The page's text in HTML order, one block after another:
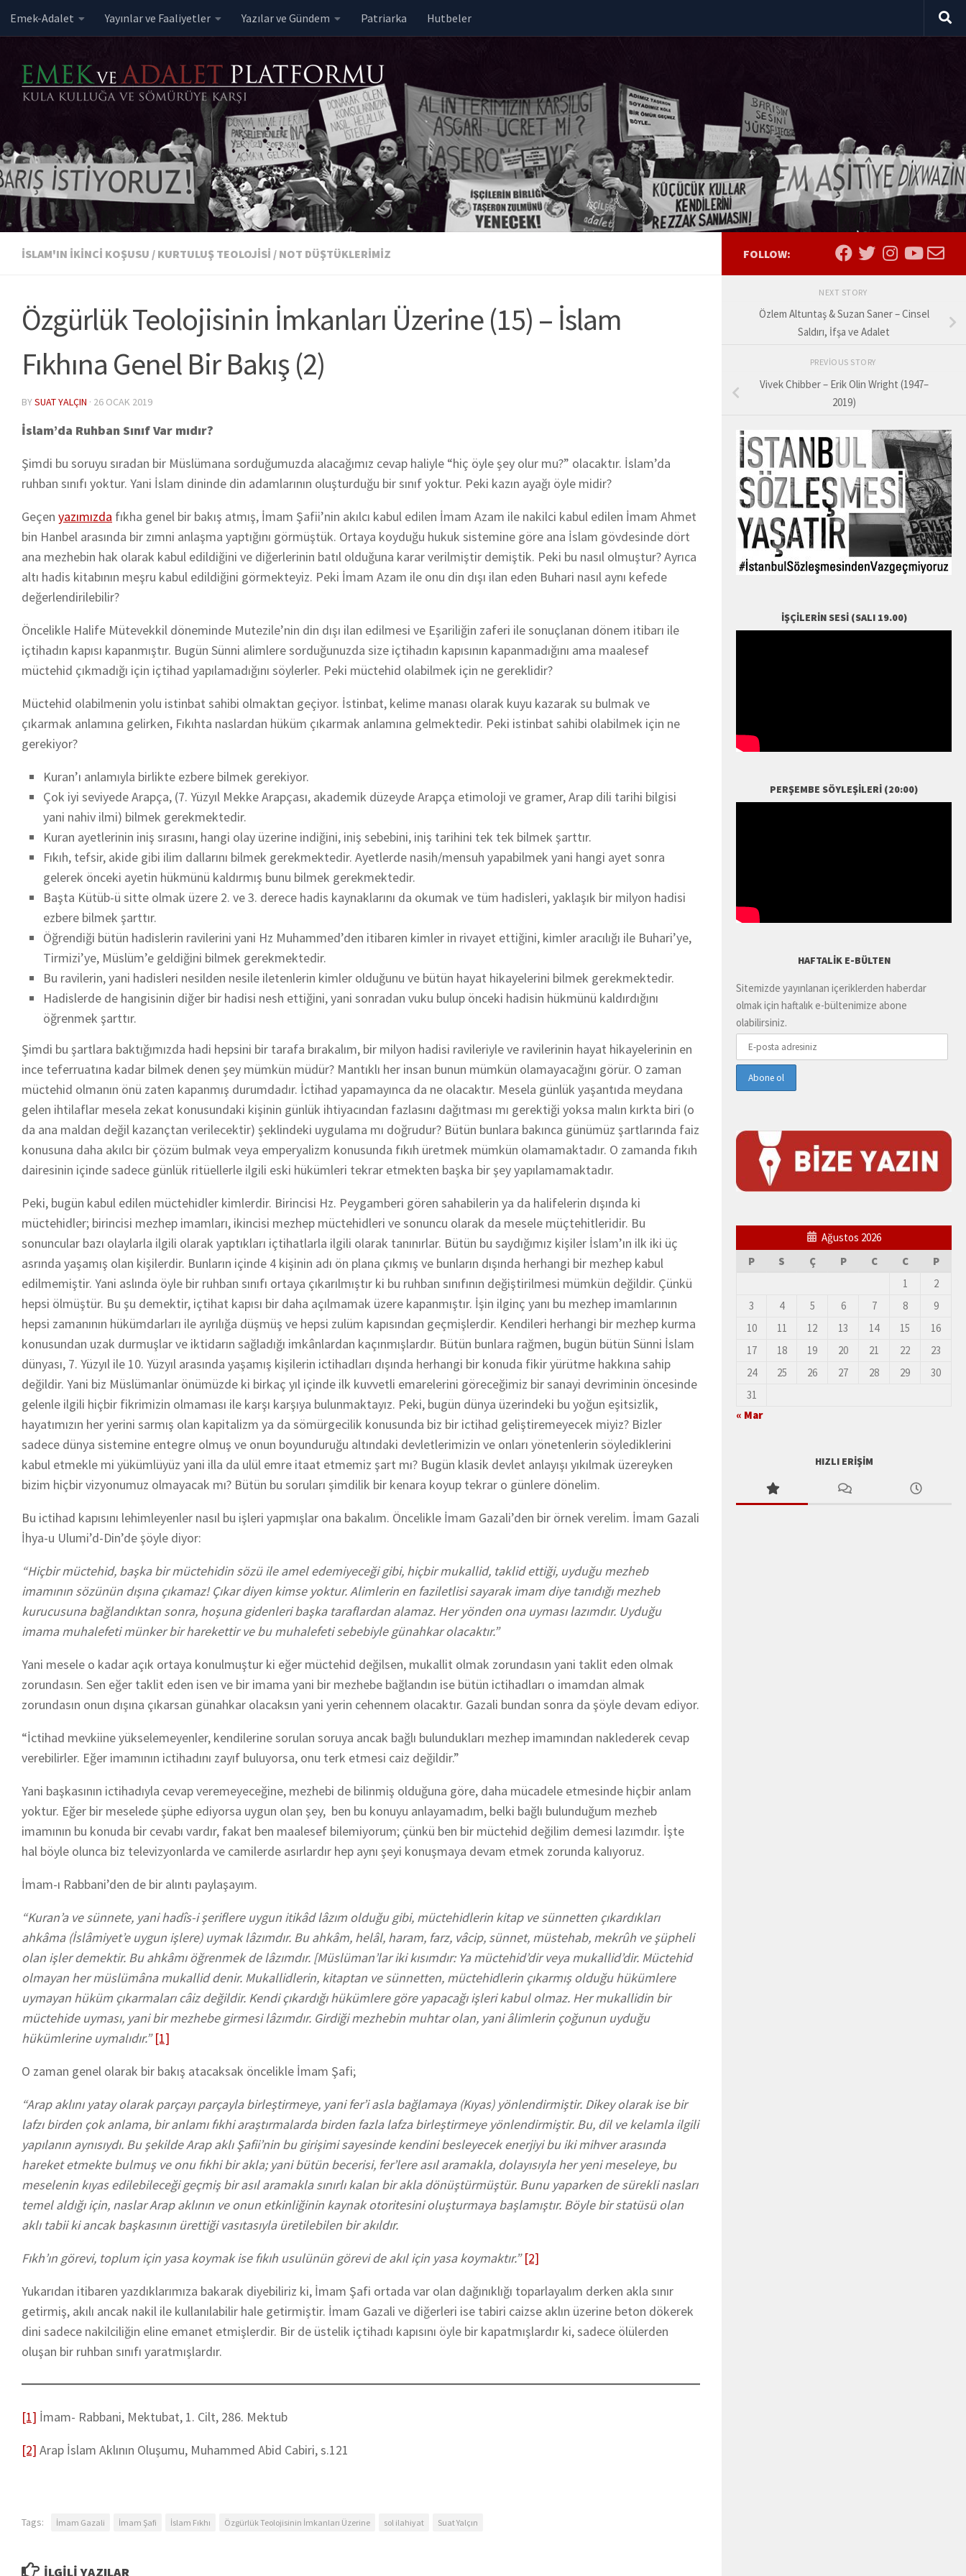
Skip to content
Emek-Adalet Yayınlar ve Faaliyetler Yazılar ve Gündem Patriarka Hutbeler
İSLAM'IN İKINCI KOŞUSU / KURTULUŞ TEOLOJISI / NOT DÜŞTÜKLERIMIZ
Özgürlük Teolojisinin İmkanları Üzerine (15) – İslam
Fıkhına Genel Bir Bakış (2)
BYSUAT YALÇIN · 26 OCAK 2019
İslam’da Ruhban Sınıf Var mıdır?
Şimdi bu soruyu sıradan bir Müslümana sorduğumuzda alacağımız cevap haliyle “hiç öyle şey olur mu?” olacaktır. İslam’da
ruhban sınıfı yoktur. Yani İslam dininde din adamlarının oluşturduğu bir sınıf yoktur. Peki kazın ayağı öyle midir?
Geçen yazımızda fıkha genel bir bakış atmış, İmam Şafii’nin akılcı kabul edilen İmam Azam ile nakilci kabul edilen İmam Ahmet
bin Hanbel arasında bir zımni anlaşma yaptığını görmüştük. Ortaya koyduğu hukuk sistemine göre ana İslam gövdesinde dört
ana mezhebin hak olarak kabul edildiğini ve diğerlerinin batıl olduğuna karar verilmiştir demiştik. Peki bu nasıl olmuştur? Ayrıca
altı hadis kitabının meşru kabul edildiğini görmekteyiz. Peki İmam Azam ile onu din dışı ilan eden Buhari nasıl aynı kefede
değerlendirilebilir?
Öncelikle Halife Mütevekkil döneminde Mutezile’nin din dışı ilan edilmesi ve Eşariliğin zaferi ile sonuçlanan dönem itibarı ile
içtihadın kapısı kapanmıştır. Bugün Sünni alimlere sorduğunuzda size içtihadın kapısının kapanmadığını ama maalesef
müctehid çıkmadığı için içtihad yapılamadığını söylerler. Peki müctehid olabilmek için ne gereklidir?
Müctehid olabilmenin yolu istinbat sahibi olmaktan geçiyor. İstinbat, kelime manası olarak kuyu kazarak su bulmak ve
çıkarmak anlamına gelirken, Fıkıhta naslardan hüküm çıkarmak anlamına gelmektedir. Peki istinbat sahibi olabilmek için ne
gerekiyor?
Kuran’ı anlamıyla birlikte ezbere bilmek gerekiyor.
Çok iyi seviyede Arapça, (7. Yüzyıl Mekke Arapçası, akademik düzeyde Arapça etimoloji ve gramer, Arap dili tarihi bilgisi
yani nahiv ilmi) bilmek gerekmektedir.
Kuran ayetlerinin iniş sırasını, hangi olay üzerine indiğini, iniş sebebini, iniş tarihini tek tek bilmek şarttır.
Fıkıh, tefsir, akide gibi ilim dallarını bilmek gerekmektedir. Ayetlerde nasih/mensuh yapabilmek yani hangi ayet sonra
gelerek önceki ayetin hükmünü kaldırmış bunu bilmek gerekmektedir.
Başta Kütüb-ü sitte olmak üzere 2. ve 3. derece hadis kaynaklarını da okumak ve tüm hadisleri, yaklaşık bir milyon hadisi
ezbere bilmek şarttır.
Öğrendiği bütün hadislerin ravilerini yani Hz Muhammed’den itibaren kimler in rivayet ettiğini, kimler aracılığı ile Buhari’ye,
Tirmizi’ye, Müslüm’e geldiğini bilmek gerekmektedir.
Bu ravilerin, yani hadisleri nesilden nesile iletenlerin kimler olduğunu ve bütün hayat hikayelerini bilmek gerekmektedir.
Hadislerde de hangisinin diğer bir hadisi nesh ettiğini, yani sonradan vuku bulup önceki hadisin hükmünü kaldırdığını
öğrenmek şarttır.
Şimdi bu şartlara baktığımızda hadi hepsini bir tarafa bırakalım, bir milyon hadisi ravileriyle ve ravilerinin hayat hikayelerinin en
ince teferruatına kadar bilmek denen şey mümkün müdür? Mantıklı her insan bunun mümkün olamayacağını görür. O zaman
müctehid olmanın önü zaten kapanmış durumdadır. İctihad yapamayınca da ne olacaktır. Mesela günlük yaşantıda meydana
gelen ihtilaflar mesela zekat konusundaki kişinin günlük ihtiyacından fazlasını dağıtması mı gerektiği yoksa malın kırkta biri (o
da ana maldan değil kazançtan verilecektir) şeklindeki uygulama mı doğrudur? Bütün bunlara bakınca günümüz şartlarında faiz
konusuna daha akılcı bir çözüm bulmak veya emperyalizm konusunda fıkıh üretmek mümkün olamamaktadır. O zamanda fıkıh
dairesinin içinde sadece günlük ritüellerle ilgili eski hükümleri tekrar etmekten başka bir şey yapılamamaktadır.
Peki, bugün kabul edilen müctehidler kimlerdir. Birincisi Hz. Peygamberi gören sahabilerin ya da halifelerin dışında ki
müctehidler; birincisi mezhep imamları, ikincisi mezhep müctehidleri ve sonuncu olarak da mesele müçtehitleridir. Bu
sonuncular bazı olaylarla ilgili olarak yaptıkları içtihatlarla ilgili olarak tanınırlar. Bütün bu saydığımız kişiler İslam’ın ilk iki üç
asrında yaşamış olan kişilerdir. Bunların içinde 4 kişinin adı ön plana çıkmış ve bunların dışında herhangi bir mezhep kabul
edilmemiştir. Yani aslında öyle bir ruhban sınıfı ortaya çıkarılmıştır ki bu ruhban sınıfının değiştirilmesi mümkün değildir. Çünkü
hepsi ölmüştür. Bu şu demektir, içtihat kapısı bir daha açılmamak üzere kapanmıştır. İşin ilginç yanı bu mezhep imamlarının
hepsi zamanının hükümdarları ile ayrılığa düşmüş ve hepsi zulüm kapısından geçmişlerdir. Kendileri herhangi bir mezhep kurma
konusundan uzak durmuşlar ve iktidarın sağladığı imkânlardan kaçınmışlardır. Bütün bunlara rağmen, bugün bütün Sünni İslam
dünyası, 7. Yüzyıl ile 10. Yüzyıl arasında yaşamış kişilerin ictihadları dışında herhangi bir konuda fikir yürütme hakkına sahip
değildir. Yani biz Müslümanlar önümüzde ki birkaç yıl içinde ilk kuvvetli emarelerini göreceğimiz bir sanayi devriminin öncesinde
gelenle ilgili hiçbir fikrimizin olmaması ile karşı karşıya bulunmaktayız. Peki, bugün dünya üzerindeki bu yoğun eşitsizlik,
hayatımızın her yerini sarmış olan kapitalizm ya da sömürgecilik konusunda biz bir ictihad geliştiremeyecek miyiz? Bizler
sadece dünya sistemine entegre olmuş ve onun boyunduruğu altındaki devletlerimizin ve onları yönetenlerin söylediklerini
kabul etmekle mi yükümlüyüz yani illa da ulül emre itaat etmemiz şart mı? Bugün klasik devlet anlayışı yıkılmak üzereyken
bizim hiçbir vizyonumuz olmayacak mı? Bütün bu soruları şimdilik bir kenara koyup tekrar o günlere dönelim.
Bu ictihad kapısını lehimleyenler nasıl bu işleri yapmışlar ona bakalım. Öncelikle İmam Gazali’den bir örnek verelim. İmam Gazali
İhya-u Ulumi’d-Din’de şöyle diyor:
“Hiçbir müctehid, başka bir müctehidin sözü ile amel edemiyeceği gibi, hiçbir mukallid, taklid ettiği, uyduğu mezheb
imamının sözünün dışına çıkamaz! Çıkar diyen kimse yoktur. Alimlerin en faziletlisi sayarak imam diye tanıdığı mezheb
kurucusuna bağlandıktan sonra, hoşuna gidenleri başka taraflardan alamaz. Her yönden ona uyması lazımdır. Uyduğu
imama muhalefeti münker bir harekettir ve bu muhalefeti sebebiyle günahkar olacaktır.”
Yani mesele o kadar açık ortaya konulmuştur ki eğer müctehid değilsen, mukallit olmak zorundasın yani taklit eden olmak
zorundasın. Sen eğer taklit eden isen ve bir imama yani bir mezhebe bağlandın ise bütün ictihadları o imamdan almak
zorundasın onun dışına çıkarsan günahkar olacaksın yani yerin cehennem olacaktır. Gazali bundan sonra da şöyle devam ediyor.
“İctihad mevkiine yükselemeyenler, kendilerine sorulan soruya ancak bağlı bulundukları mezhep imamından naklederek cevap
verebilirler. Eğer imamının ictihadını zayıf buluyorsa, onu terk etmesi caiz değildir.”
Yani başkasının ictihadıyla cevap veremeyeceğine, mezhebi de bilinmiş olduğuna göre, daha mücadele etmesinde hiçbir anlam
yoktur. Eğer bir meselede şüphe ediyorsa uygun olan şey, ben bu konuyu anlayamadım, belki bağlı bulunduğum mezheb
imamının bu konuda bir cevabı vardır, fakat ben maalesef bilemiyorum; çünkü ben bir müctehid değilim demesi lazımdır. İşte
hal böyle olunca biz televizyonlarda ve camilerde asırlardır hep aynı şeyi konuşmaya devam etmek zorunda kalıyoruz.
İmam-ı Rabbani’den de bir alıntı paylaşayım.
“Kuran’a ve sünnete, yani hadîs-i şeriflere uygun itikâd lâzım olduğu gibi, müctehidlerin kitap ve sünnetten çıkardıkları
ahkâma (İslâmiyet’e uygun işlere) uymak lâzımdır. Bu ahkâm, helâl, haram, farz, vâcip, sünnet, müstehab, mekrûh ve şüpheli
olan işler demektir. Bu ahkâmı öğrenmek de lâzımdır. [Müslüman’lar iki kısımdır: Ya müctehid’dir veya mukallid’dir. Müctehid
olmayan her müslümâna mukallid denir. Mukallidlerin, kitaptan ve sünnetten, müctehidlerin çıkarmış olduğu hükümlere
uymayan hüküm çıkarmaları câiz değildir. Kendi çıkardığı hükümlere göre yapacağı işleri kabul olmaz. Her mukallidin bir
müctehide uyması, yani bir mezhebe girmesi lâzımdır. Girdiği mezhebin muhtar olan, yani âlimlerin çoğunun uyduğu
hükümlerine uymalıdır.” [1]
O zaman genel olarak bir bakış atacaksak öncelikle İmam Şafi;
“Arap aklını yatay olarak parçayı parçayla birleştirmeye, yani fer’i asla bağlamaya (Kıyas) yönlendirmiştir. Dikey olarak ise bir
lafzı birden çok anlama, bir anlamı fıkhi araştırmalarda birden fazla lafza birleştirmeye yönlendirmiştir. Bu, dil ve kelamla ilgili
yapılanın aynısıydı. Bu şekilde Arap aklı Şafii’nin bu girişimi sayesinde kendini besleyecek enerjiyi bu iki mihver arasında
hareket etmekte bulmuş ve onu fıkhi bir akla; yani bütün becerisi, fer’lere asıl aramakla, dolayısıyla her yeni meseleye, bu
meselenin kıyas edilebileceği geçmiş bir asıl aramakla sınırlı kalan bir akla dönüştürmüştür. Bunu yaparken de sürekli nasları
temel aldığı için, naslar Arap aklının ve onun etkinliğinin kaynak otoritesini oluşturmaya başlamıştır. Böyle bir statüsü olan
aklı tabii ki ancak başkasının ürettiği vasıtasıyla üretilebilen bir akıldır.
Fıkh’ın görevi, toplum için yasa koymak ise fıkıh usulünün görevi de akıl için yasa koymaktır.”[2]
Yukarıdan itibaren yazdıklarımıza bakarak diyebiliriz ki, İmam Şafi ortada var olan dağınıklığı toparlayalım derken akla sınır
getirmiş, akılı ancak nakil ile kullanılabilir hale getirmiştir. İmam Gazali ve diğerleri ise tabiri caizse aklın üzerine beton dökerek
dini sadece nakilciliğin eline emanet etmişlerdir. Bir de üstelik içtihadı kapısını öyle bir kapatmışlardır ki, sadece ölülerden
oluşan bir ruhban sınıfı yaratmışlardır.
[1] İmam- Rabbani, Mektubat, 1. Cilt, 286. Mektub
[2] Arap İslam Aklının Oluşumu, Muhammed Abid Cabiri, s.121
Tags: İmam Gazali İmam Şafi İslam Fıkhı Özgürlük Teolojisinin İmkanları Üzerine sol ilahiyat Suat Yalçın
İLGILI YAZILAR
FOLLOW:
NEXT STORY
Özlem Altuntaş & Suzan Saner – Cinsel
Saldırı, İfşa ve Adalet
PREVIOUS STORY
Vivek Chibber – Erik Olin Wright (1947–
2019)
İŞÇILERIN SESI (SALI 19.00)
PERŞEMBE SÖYLEŞILERI (20:00)
HAFTALIK E-BÜLTEN
Sitemizde yayınlanan içeriklerden haberdar
olmak için haftalık e-bültenimize abone
olabilirsiniz.
Ağustos 2026
P
S Ç P C C
P
1
2
3
4 5 6 7 8
9
10
11 12 13 14 15
16
17
18 19 20 21 22
23
24
25 26 27 28 29
30
31
« Mar
HIZLI ERIŞIM